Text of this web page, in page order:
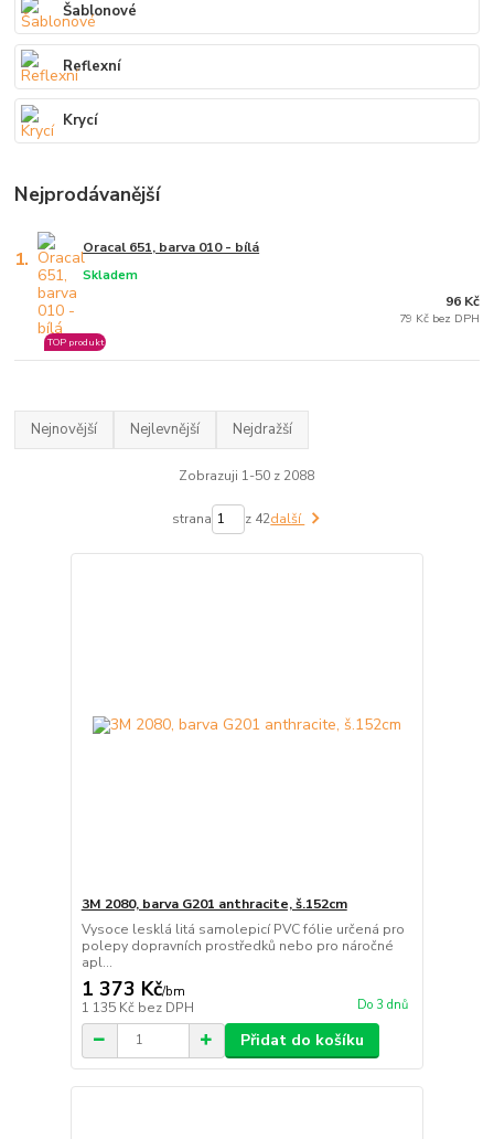
Šablonové
Reflexní
Krycí
Nejprodávanější
1. Oracal 651, barva 010 - bílá
Skladem
TOP produkt
96 Kč
79 Kč bez DPH
Nejnovější Nejlevnější Nejdražší
Zobrazuji 1-50 z 2088
strana z 42další
3M 2080, barva G201 anthracite, š.152cm
Vysoce lesklá litá samolepicí PVC fólie určená pro
polepy dopravních prostředků nebo pro náročné
apl...
1 373 Kč/bm
1 135 Kč bez DPH Do 3 dnů
Přidat do košíku